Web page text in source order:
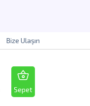
Bize Ulaşın
Sepet